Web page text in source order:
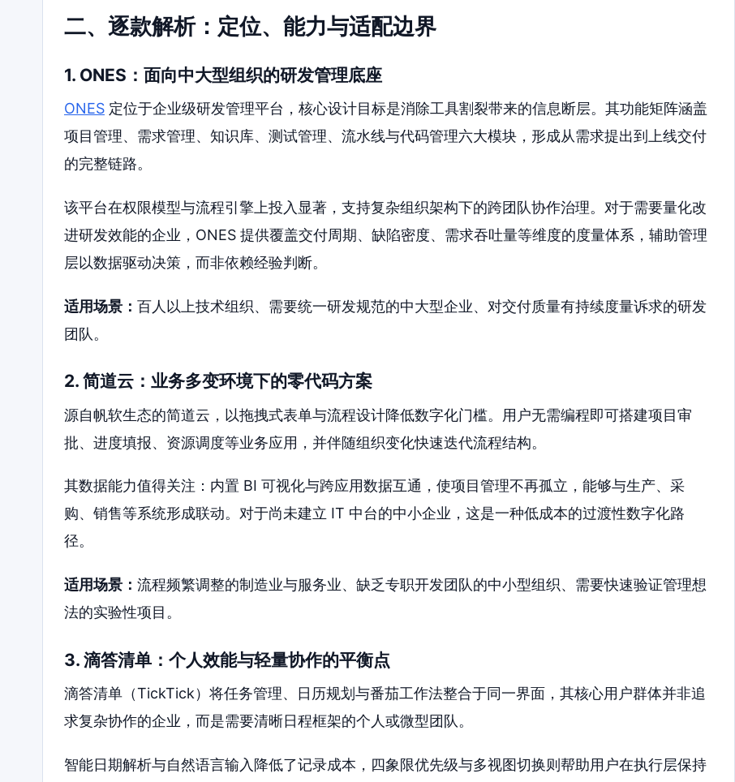
二、逐款解析：定位、能力与适配边界
1. ONES：面向中大型组织的研发管理底座
ONES 定位于企业级研发管理平台，核心设计目标是消除工具割裂带来的信息断层。其功能矩阵涵盖
项目管理、需求管理、知识库、测试管理、流水线与代码管理六大模块，形成从需求提出到上线交付
的完整链路。
该平台在权限模型与流程引擎上投入显著，支持复杂组织架构下的跨团队协作治理。对于需要量化改
进研发效能的企业，ONES 提供覆盖交付周期、缺陷密度、需求吞吐量等维度的度量体系，辅助管理
层以数据驱动决策，而非依赖经验判断。
适用场景： 百人以上技术组织、需要统一研发规范的中大型企业、对交付质量有持续度量诉求的研发
团队。
2. 简道云：业务多变环境下的零代码方案
源自帆软生态的简道云，以拖拽式表单与流程设计降低数字化门槛。用户无需编程即可搭建项目审
批、进度填报、资源调度等业务应用，并伴随组织变化快速迭代流程结构。
其数据能力值得关注：内置 BI 可视化与跨应用数据互通，使项目管理不再孤立，能够与生产、采
购、销售等系统形成联动。对于尚未建立 IT 中台的中小企业，这是一种低成本的过渡性数字化路
径。
适用场景： 流程频繁调整的制造业与服务业、缺乏专职开发团队的中小型组织、需要快速验证管理想
法的实验性项目。
3. 滴答清单：个人效能与轻量协作的平衡点
滴答清单（TickTick）将任务管理、日历规划与番茄工作法整合于同一界面，其核心用户群体并非追
求复杂协作的企业，而是需要清晰日程框架的个人或微型团队。
智能日期解析与自然语言输入降低了记录成本，四象限优先级与多视图切换则帮助用户在执行层保持